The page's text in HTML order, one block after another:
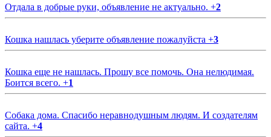
Отдала в добрые руки, объявление не актуально. +2
Кошка нашлась уберите объявление пожалуйста +3
Кошка еще не нашлась. Прошу все помочь. Она нелюдимая.
Боится всего. +1
Собака дома. Спасибо неравнодушным людям. И создателям
сайта. +4